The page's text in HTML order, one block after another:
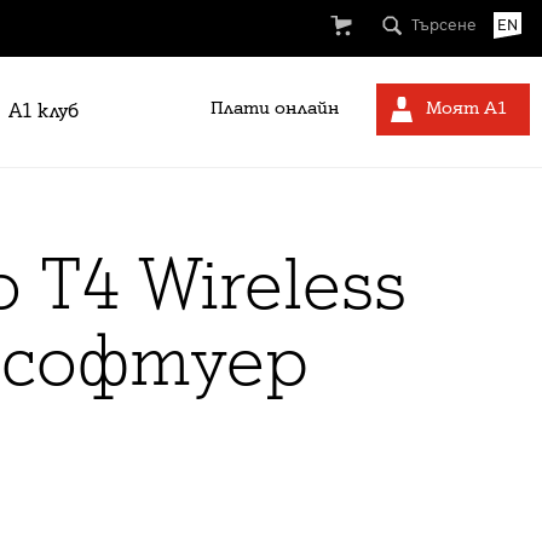
Търсене EN
A1 клуб Плати онлайн Моят А1
T4 Wireless